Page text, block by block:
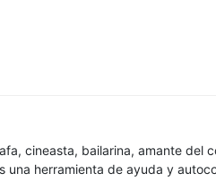
cineasta, bailarina, amante del
una herramienta de ayuda y